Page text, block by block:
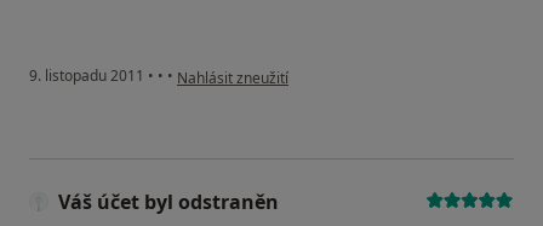
9. listopadu 2011 • • • podle názoru uživatele Pacient
Nahlásit zneužití
Váš účet byl odstraněn